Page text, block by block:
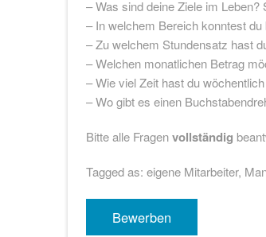
– Was sind deine Ziele im
– In welchem Bereich konntest
– Zu welchem Stundensatz hast
– Welchen monatlichen Betrag
– Wie viel Zeit hast du
– Wo gibt es einen
Bitte alle Fragenvollständig
Tagged as: eigene Mitarbeiter,